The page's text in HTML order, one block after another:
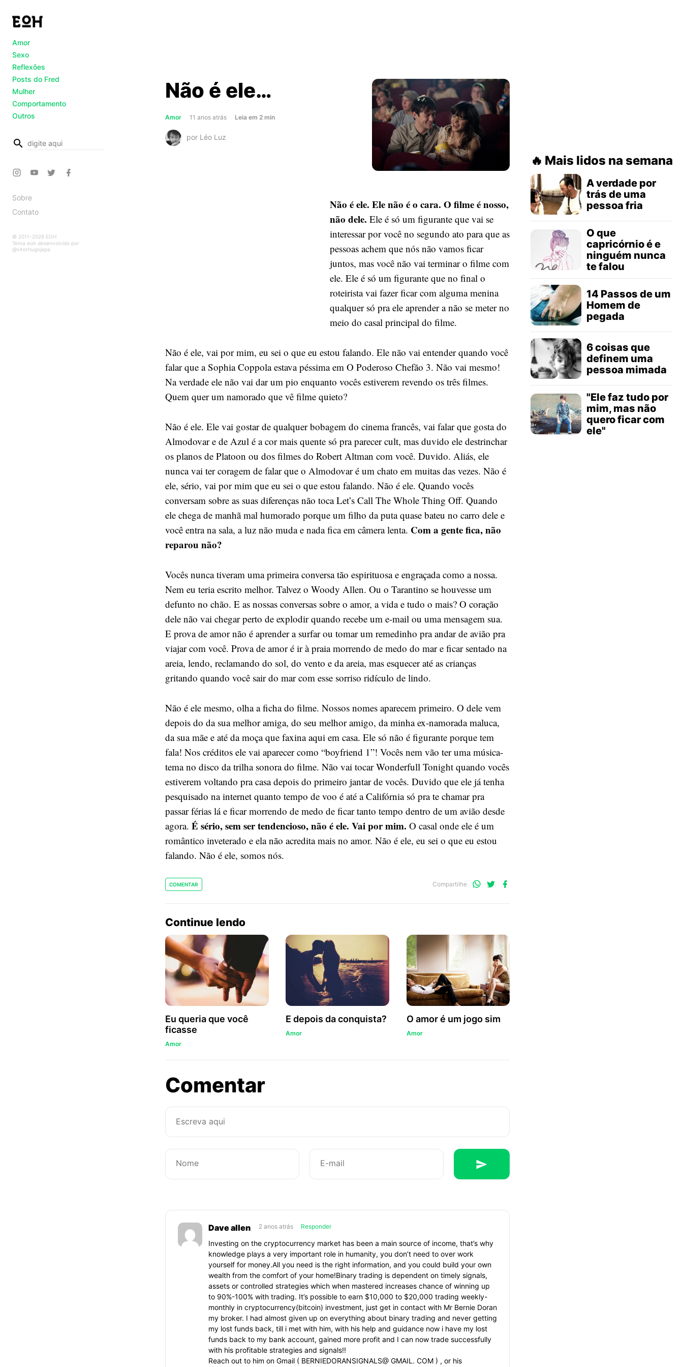
Amor
Sexo
Reflexões
Posts do Fred
Mulher
Comportamento
Outros
busca
Sobre
Contato
© 2011-2026 EOH
Tema eoh desenvolvido por
@vitorhugojapa
Não é ele…
Amor 11 anos atrás Leiaabout
em2 min
por Léo Luz
Não é ele. Ele não é o cara. O filme é nosso,
não dele.Ele é só um figurante que vai se
interessar por você no segundo ato para que as
pessoas achem que nós não vamos ficar
juntos, mas você não vai terminar o filme com
ele. Ele é só um figurante que no final o
roteirista vai fazer ficar com alguma menina
qualquer só pra ele aprender a não se meter no
meio do casal principal do filme.
Não é ele, vai por mim, eu sei o que eu estou falando. Ele não vai entender quando você
falar que a Sophia Coppola estava péssima em O Poderoso Chefão 3. Não vai mesmo!
Na verdade ele não vai dar um pio enquanto vocês estiverem revendo os três filmes.
Quem quer um namorado que vê filme quieto?
Não é ele. Ele vai gostar de qualquer bobagem do cinema francês, vai falar que gosta do
Almodovar e de Azul é a cor mais quente só pra parecer cult, mas duvido ele destrinchar
os planos de Platoon ou dos filmes do Robert Altman com você. Duvido. Aliás, ele
nunca vai ter coragem de falar que o Almodovar é um chato em muitas das vezes. Não é
ele, sério, vai por mim que eu sei o que estou falando. Não é ele. Quando vocês
conversam sobre as suas diferenças não toca Let’s Call The Whole Thing Off. Quando
ele chega de manhã mal humorado porque um filho da puta quase bateu no carro dele e
você entra na sala, a luz não muda e nada fica em câmera lenta. Com a gente fica, não
reparou não?
Vocês nunca tiveram uma primeira conversa tão espirituosa e engraçada como a nossa.
Nem eu teria escrito melhor. Talvez o Woody Allen. Ou o Tarantino se houvesse um
defunto no chão. E as nossas conversas sobre o amor, a vida e tudo o mais? O coração
dele não vai chegar perto de explodir quando recebe um e-mail ou uma mensagem sua.
E prova de amor não é aprender a surfar ou tomar um remedinho pra andar de avião pra
viajar com você. Prova de amor é ir à praia morrendo de medo do mar e ficar sentado na
areia, lendo, reclamando do sol, do vento e da areia, mas esquecer até as crianças
gritando quando você sair do mar com esse sorriso ridículo de lindo.
Não é ele mesmo, olha a ficha do filme. Nossos nomes aparecem primeiro. O dele vem
depois do da sua melhor amiga, do seu melhor amigo, da minha ex-namorada maluca,
da sua mãe e até da moça que faxina aqui em casa. Ele só não é figurante porque tem
fala! Nos créditos ele vai aparecer como “boyfriend 1”! Vocês nem vão ter uma música-
tema no disco da trilha sonora do filme. Não vai tocar Wonderfull Tonight quando vocês
estiverem voltando pra casa depois do primeiro jantar de vocês. Duvido que ele já tenha
pesquisado na internet quanto tempo de voo é até a Califórnia só pra te chamar pra
passar férias lá e ficar morrendo de medo de ficar tanto tempo dentro de um avião desde
agora.É sério, sem ser tendencioso, não é ele. Vai por mim. O casal onde ele é um
romântico inveterado e ela não acredita mais no amor. Não é ele, eu sei o que eu estou
falando. Não é ele, somos nós.
COMENTAR Compartilhe
Compartilhe
Compartilhe
Continue lendo
Eu queria que você
ficasse
Amor
E depois da conquista?
Amor
O amor é um jogo sim
Amor
Comentarsobre
Dave allen 2 anos atrás Responder
Investing on the cryptocurrency market has been a main source of income, that’s why
knowledge plays a very important role in humanity, you don’t need to over work
yourself for money.All you need is the right information, and you could build your own
wealth from the comfort of your home!Binary trading is dependent on timely signals,
assets or controlled strategies which when mastered increases chance of winning up
to 90%-100% with trading. It’s possible to earn $10,000 to $20,000 trading weekly-
monthly in cryptocurrency(bitcoin) investment, just get in contact with Mr Bernie Doran
my broker. I had almost given up on everything about binary trading and never getting
my lost funds back, till i met with him, with his help and guidance now i have my lost
funds back to my bank account, gained more profit and I can now trade successfully
with his profitable strategies and signals!!
Reach out to him on Gmail ( BERNIEDORANSIGNALS@ GMAIL. COM ) , or his
Mais lidos na semana
A verdade por
trás de uma
pessoa fria
O que
capricórnio é e
ninguém nunca
te falou
14 Passos de um
Homem de
pegada
6 coisas que
definem uma
pessoa mimada
"Ele faz tudo por
mim, mas não
quero ficar com
ele"